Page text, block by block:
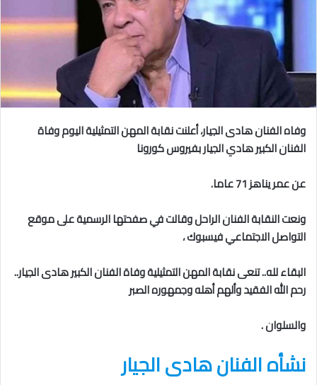
وفاه الفنان هادى الجيار، أعلنت نقابة المهن التمثيلية اليوم وفاة
الفنان الكبير هادي الجيار بفيروس كورونا
عن عمر يناهز 71 عاما.
ونعت النقابة الفنان الراحل وقالت في صفحتها الرسمية على موقع
التواصل الاجتماعي فيسبوك،
البقاء لله.. تنعى نقابة المهن التمثيلية‬ ‫وفاة الفنان الكبير ‫هادى الجيار..
‫رحم الله الفقيد وألهم أهله وجمهوره الصبر
والسلوان.
نشأه الفنان هادى الجيار